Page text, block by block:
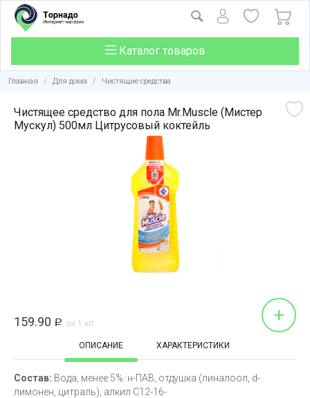
Каталог товаров
Главная / Для дома / Чистящие средства
Чистящее средство для пола Mr.Muscle (Мистер
Мускул) 500мл Цитрусовый коктейль
159.90 Р за 1 шт +
ОПИСАНИЕ ХАРАКТЕРИСТИКИ
Состав: Вода, менее 5%: н-ПАВ, отдушка (линалоол, d-
лимонен, цитраль), алкил С12-16-